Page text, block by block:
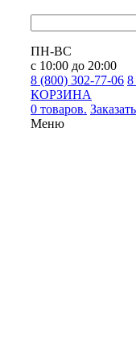
ПН-ВС
с 10:00 до 20:00
8 (800) 302-77-06 8
КОРЗИНА
0 товаров.
Меню